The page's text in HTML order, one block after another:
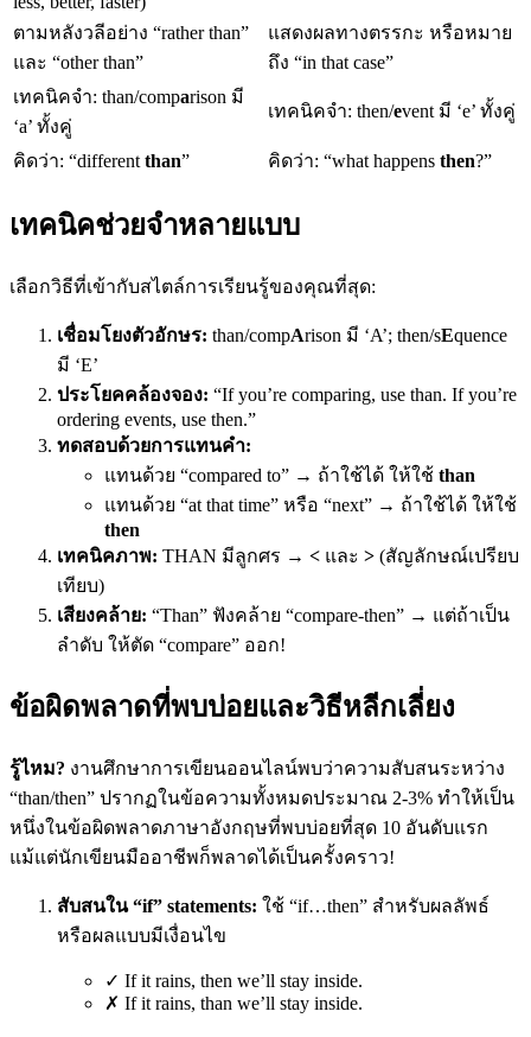
ตามหลังวลีอย่าง “rather than”
และ “other than”
แสดงผลทางตรรกะ หรือหมาย
ถึง “in that case”
เทคนิคจำ: than/comparison มี
‘a’ ทั้งคู่
เทคนิคจำ: then/event มี ‘e’ ทั้งคู่
คิดว่า: “different than” คิดว่า: “what happens then?”
เทคนิคช่วยจำหลายแบบ
เลือกวิธีที่เข้ากับสไตล์การเรียนรู้ของคุณที่สุด:
เชื่อมโยงตัวอักษร: than/compArison มี ‘A’; then/sEquence
มี ‘E’
ประโยคคล้องจอง: “If you’re comparing, use than. If you’re
ordering events, use then.”
ทดสอบด้วยการแทนคำ:
แทนด้วย “compared to” → ถ้าใช้ได้ ให้ใช้ than
แทนด้วย “at that time” หรือ “next” → ถ้าใช้ได้ ให้ใช้
then
เทคนิคภาพ: THAN มีลูกศร → < และ > (สัญลักษณ์เปรียบ
เทียบ)
เสียงคล้าย: “Than” ฟังคล้าย “compare-then” → แต่ถ้าเป็น
ลำดับ ให้ตัด “compare” ออก!
ข้อผิดพลาดที่พบบ่อยและวิธีหลีกเลี่ยง
รู้ไหม? งานศึกษาการเขียนออนไลน์พบว่าความสับสนระหว่าง
“than/then” ปรากฏในข้อความทั้งหมดประมาณ 2-3% ทำให้เป็น
หนึ่งในข้อผิดพลาดภาษาอังกฤษที่พบบ่อยที่สุด 10 อันดับแรก
แม้แต่นักเขียนมืออาชีพก็พลาดได้เป็นครั้งคราว!
สับสนใน “if” statements: ใช้ “if…then” สำหรับผลลัพธ์
หรือผลแบบมีเงื่อนไข
✓ If it rains, then we’ll stay inside.
✗ If it rains, than we’ll stay inside.